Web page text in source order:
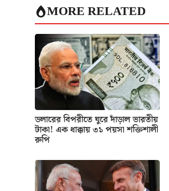
MORE RELATED
ডলারের বিপরীতে ঘুরে দাঁড়াল ভারতীয়
টাকা! এক ধাক্কায় ৩১ পয়সা শক্তিশালী
রুপি